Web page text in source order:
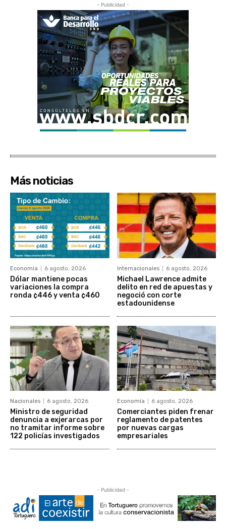
- Publicidad -
Más noticias
Economía 6 agosto, 2026
Dólar mantiene pocas
variaciones la compra
ronda ¢446 y venta ¢460
Internacionales 6 agosto, 2026
Michael Lawrence admite
delito en red de apuestas y
negoció con corte
estadounidense
Nacionales 6 agosto, 2026
Ministro de seguridad
denuncia a exjerarcas por
no tramitar informe sobre
122 policías investigados
Economía 6 agosto, 2026
Comerciantes piden frenar
reglamento de patentes
por nuevas cargas
empresariales
- Publicidad -